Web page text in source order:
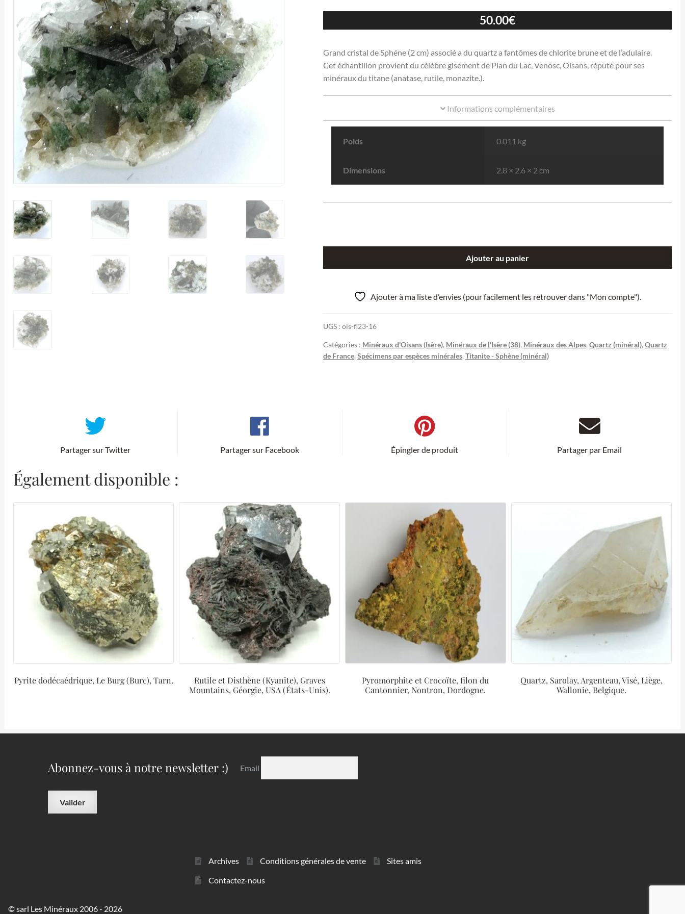
50.00€
Grand cristal de Sphéne (2 cm) associé a du quartz a fantômes de chlorite brune et de l’adulaire.
Cet échantillon provient du célèbre gisement de Plan du Lac, Venosc, Oisans, réputé pour ses
minéraux du titane (anatase, rutile, monazite.).
Informations complémentaires
Poids 0.011 kg
Dimensions 2.8 × 2.6 × 2 cm
Lac,
Venosc,
Oisans.
Ajouter au panier
Ajouter à ma liste d’envies (pour facilement les retrouver dans "Mon compte").
UGS : ois-fl23-16
Catégories : Minéraux d'Oisans (Isère), Minéraux de l'Isère (38), Minéraux des Alpes, Quartz (minéral), Quartz
de France, Spécimens par espèces minérales, Titanite - Sphène (minéral)
Partager sur Twitter Partager sur Facebook Épingler de produit Partager par Email
Également disponible :
Pyrite dodécaédrique, Le Burg (Burc), Tarn.
Rutile et Disthène (Kyanite), Graves
Mountains, Géorgie, USA (États-Unis).
Pyromorphite et Crocoïte, filon du
Cantonnier, Nontron, Dordogne.
Quartz, Sarolay, Argenteau, Visé, Liège,
Wallonie, Belgique.
Abonnez-vous à notre newsletter :) Email
Archives Conditions générales de vente
Sites amis
Contactez-nous
© sarl Les Minéraux 2006 - 2026